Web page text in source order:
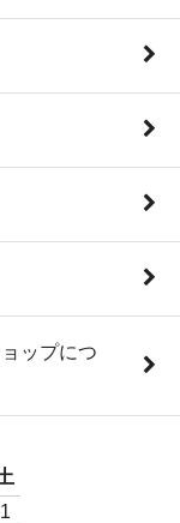
ップにつ
1